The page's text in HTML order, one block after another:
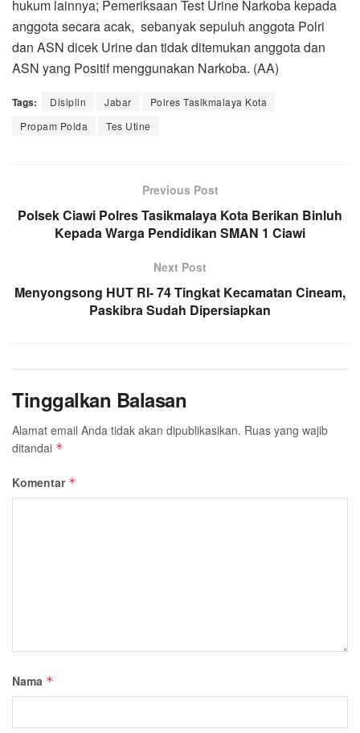
hukum lainnya; Pemeriksaan Test Urine Narkoba kepada
anggota secara acak, sebanyak sepuluh anggota Polri
dan ASN dicek Urine dan tidak ditemukan anggota dan
ASN yang Positif menggunakan Narkoba. (AA)
Tags: Disiplin Jabar
Polres Tasikmalaya Kota
Propam Polda
Tes Utine
Previous Post
Polsek Ciawi Polres Tasikmalaya Kota Berikan Binluh
Kepada Warga Pendidikan SMAN 1 Ciawi
Next Post
Menyongsong HUT RI- 74 Tingkat Kecamatan Cineam,
Paskibra Sudah Dipersiapkan
Tinggalkan Balasan
Alamat email Anda tidak akan dipublikasikan. Ruas yang wajib
ditandai *
Komentar *
Nama *